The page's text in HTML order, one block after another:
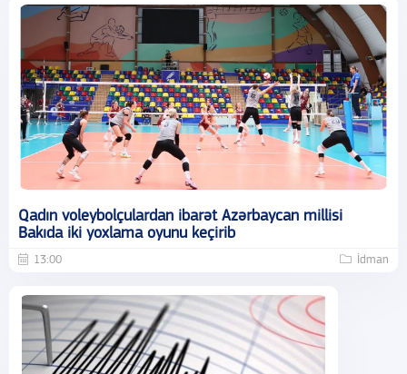
Qadın voleybolçulardan ibarət Azərbaycan millisi
Bakıda iki yoxlama oyunu keçirib
13:00 İdman